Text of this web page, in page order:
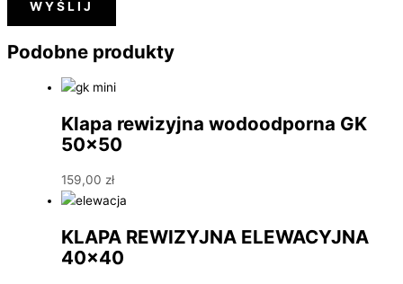
Podobne produkty
Klapa rewizyjna wodoodporna GK
50×50
159,00 zł
KLAPA REWIZYJNA ELEWACYJNA
40×40